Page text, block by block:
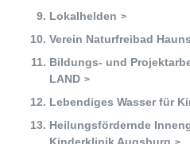
Aktuelles
Mitmachen ?
Lokalhelden
Verein Naturfreibad
Bildungs- und
LAND
Lebendiges Wasser für
Heilungsfördernde